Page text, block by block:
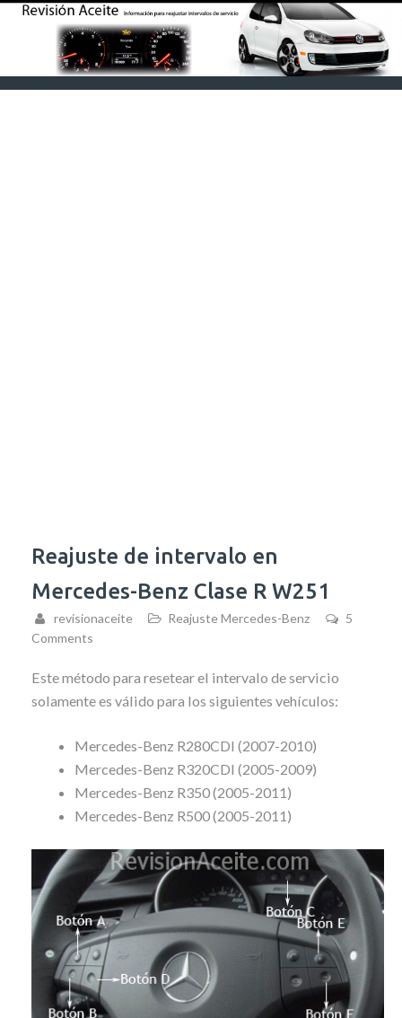
Reajuste de intervalo en
Mercedes-Benz Clase R W251
revisionaceite Reajuste Mercedes-Benz
5
Comments
Este método para resetear el intervalo de servicio
solamente es válido para los siguientes vehículos:
Mercedes-Benz R280CDI (2007-2010)
Mercedes-Benz R320CDI (2005-2009)
Mercedes-Benz R350 (2005-2011)
Mercedes-Benz R500 (2005-2011)